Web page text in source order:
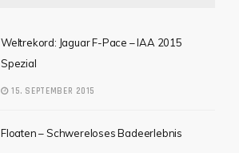
Weltrekord: Jaguar F-Pace – IAA 2015
Spezial
15. SEPTEMBER 2015
Floaten – Schwereloses Badeerlebnis